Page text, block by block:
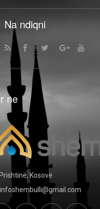
Na ndiqni
ne
Prishtinë, Kosovë
infoshembulli@gmail.com